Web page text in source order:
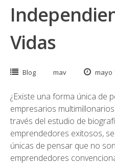
Vidas
Blog mav mayo
¿Existe una forma única de
empresarios
través del estudio de
emprendedores exitosos,
únicas de pensar que no
emprendedores